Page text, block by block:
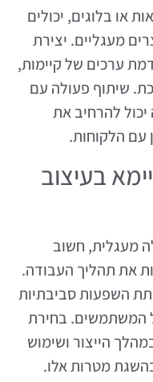
או בלוגים, יכולים
מעגליים. יצירת
ערכים של קיימות,
שיתוף פעולה עם
להרחיב את
עם הלקוחות.
בעיצוב
מעגלית, חשוב
את תהליך העבודה.
השפעות סביבתיות
המשתמשים. בחירת
הייצור ושימוש
בהשגת מטרות אלו.